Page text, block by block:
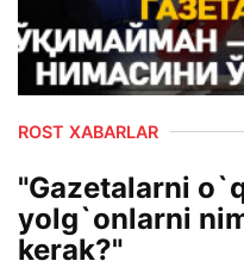
ROST XABARLAR
"Gazetalarni
yolg`onlarni
kerak?"